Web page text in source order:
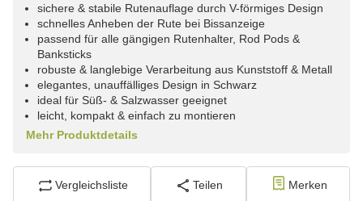
sichere & stabile Rutenauflage durch V-förmiges Design
schnelles Anheben der Rute bei Bissanzeige
passend für alle gängigen Rutenhalter, Rod Pods &
Banksticks
robuste & langlebige Verarbeitung aus Kunststoff & Metall
elegantes, unauffälliges Design in Schwarz
ideal für Süß- & Salzwasser geeignet
leicht, kompakt & einfach zu montieren
Mehr Produktdetails
Vergleichsliste Teilen Merken